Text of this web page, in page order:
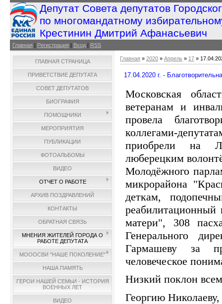
Депутат Совета депутатов
по многомандатному
Крестинин Дмитрий Афанасьевич
Главная | Регистрация | Вход | RSS
ГЛАВНАЯ СТРАНИЦА
ПРИВЕТСТВИЕ ДЕПУТАТА
СОВЕТ ДЕПУТАТОВ
БИОГРАФИЯ
ПОМОЩНИКИ
МЕРОПРИЯТИЯ
ПУБЛИКАЦИИ
ФОТОАЛЬБОМЫ
ВИДЕО
ОТЧЕТ О РАБОТЕ
АРХИВ ПОЗДРАВЛЕНИЙ
КОНТАКТЫ
ОБРАТНАЯ СВЯЗЬ
МНЕНИЯ ЖИТЕЛЕЙ ГОРОДА О
РАБОТЕ ДЕПУТАТА
МОООСВИ "НАШЕ ПОКОЛЕНИЕ"
НАША ПАМЯТЬ
ГЕРОИ НАШЕЙ СЕМЬИ - ИСТОРИЯ
ВОЕННЫХ ЛЕТ
ВИДЕО
Главная » 2020 » Апрель » 17 »
17.04.2020 г. -
Московская
ветеранам и
провела
коллегами-
приобрели на
люберецким
Молодёжного
микрорайона
деткам,
матери", 308
Генерального
Гармашеву за
человеческое
Низкий поклон
Георгию